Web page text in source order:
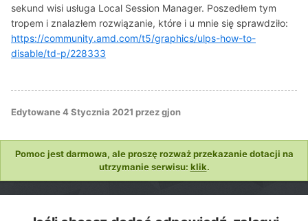
sekund wisi usługa Local Session Manager. Poszedłem tym
tropem i znalazłem rozwiązanie, które i u mnie się sprawdziło:
https://community.amd.com/t5/graphics/ulps-how-to-
disable/td-p/228333
Edytowane4 Stycznia 2021 przez gjon
Pomoc jest darmowa, ale proszę rozważ przekazanie dotacji na
utrzymanie serwisu: klik.